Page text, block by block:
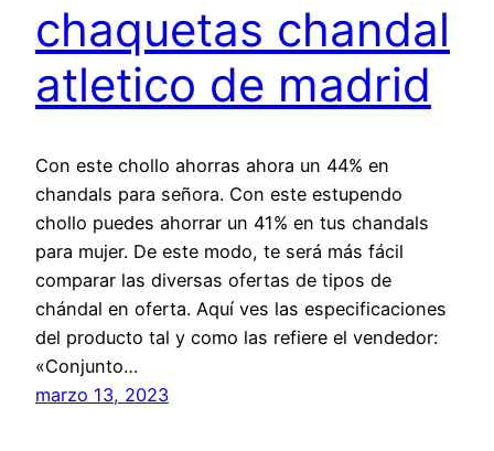
chaquetas chandal
atletico de madrid
Con este chollo ahorras ahora un 44% en
chandals para señora. Con este estupendo
chollo puedes ahorrar un 41% en tus chandals
para mujer. De este modo, te será más fácil
comparar las diversas ofertas de tipos de
chándal en oferta. Aquí ves las especificaciones
del producto tal y como las refiere el vendedor:
«Conjunto…
marzo 13, 2023